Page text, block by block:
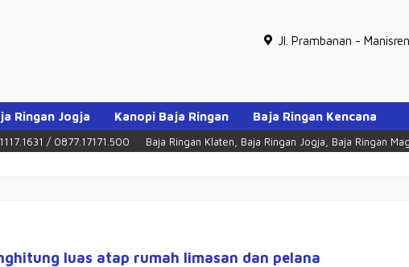
Jl. Prambanan -
Ringan Jogja Kanopi Baja Ringan Baja Ringan Kencana
/ 0877.17171.500 Baja Ringan Klaten, Baja Ringan Jogja, Baja Ringan
luas atap rumah limasan dan pelana